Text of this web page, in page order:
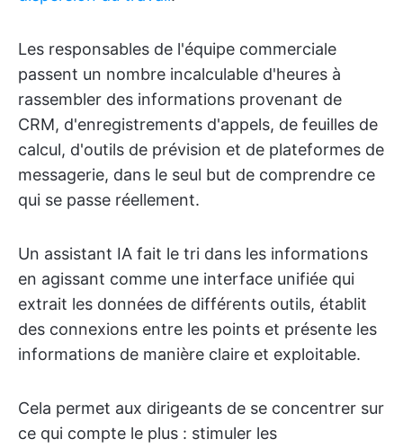
Les responsables de l'équipe commerciale
passent un nombre incalculable d'heures à
rassembler des informations provenant de
CRM, d'enregistrements d'appels, de feuilles de
calcul, d'outils de prévision et de plateformes de
messagerie, dans le seul but de comprendre ce
qui se passe réellement.
Un assistant IA fait le tri dans les informations
en agissant comme une interface unifiée qui
extrait les données de différents outils, établit
des connexions entre les points et présente les
informations de manière claire et exploitable.
Cela permet aux dirigeants de se concentrer sur
ce qui compte le plus : stimuler les